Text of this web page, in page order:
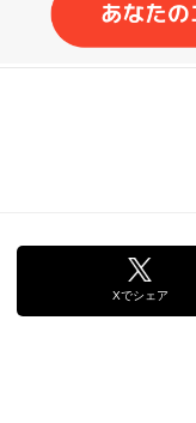
Xでシェア